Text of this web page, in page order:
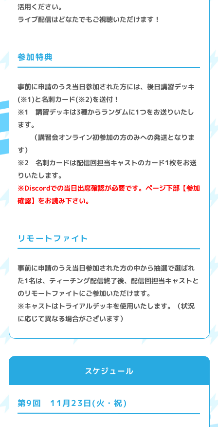
活用ください。
ライブ配信はどなたでもご視聴いただけます！
参加特典
事前に申請のうえ当日参加された方には、後日講習デッキ
(※1)と名刺カード(※2)を送付！
※1 講習デッキは3種からランダムに1つをお送りいたし
ます。
（講習会オンライン初参加の方のみへの発送となりま
す）
※2 名刺カードは配信回担当キャストのカード1枚をお送
りいたします。
※Discordでの当日出席確認が必要です。ページ下部【参加
確認】をお読み下さい。
リモートファイト
事前に申請のうえ当日参加された方の中から抽選で選ばれ
た1名は、ティーチング配信終了後、配信回担当キャストと
のリモートファイトにご参加いただけます。
※キャストはトライアルデッキを使用いたします。（状況
に応じて異なる場合がございます）
スケジュール
第9回 11月23日(火・祝)